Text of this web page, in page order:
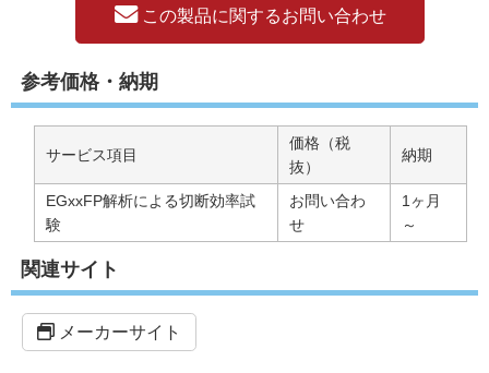
この製品に関するお問い合わせ
参考価格・納期
サービス項目
価格（税
抜）
納期
EGxxFP解析による切断効率試
験
お問い合わ
せ
1ヶ月
～
関連サイト
メーカーサイト